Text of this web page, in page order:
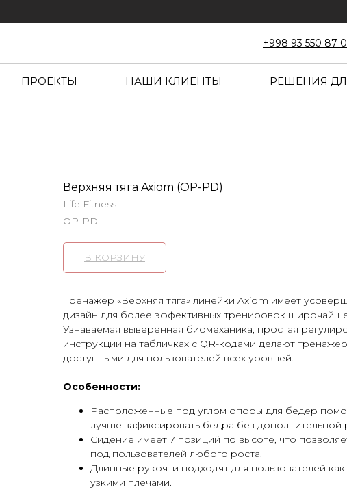
+998 93 550 87
ПРОЕКТЫ НАШИ КЛИЕНТЫ РЕШЕНИЯ
Верхняя тяга Axiom (OP-PD)
Life Fitness
OP-PD
В КОРЗИНУ
Тренажер «Верхняя тяга» линейки Axiom имеет
дизайн для более эффективных тренировок
Узнаваемая выверенная биомеханика, простая
инструкции на табличках с QR-кодами делают
доступными для пользователей всех уровней.
Особенности:
Расположенные под углом опоры для бедер
лучше зафиксировать бедра без дополнительной
Сидение имеет 7 позиций по высоте, что
под пользователей любого роста.
Длинные рукояти подходят для пользователей
узкими плечами.